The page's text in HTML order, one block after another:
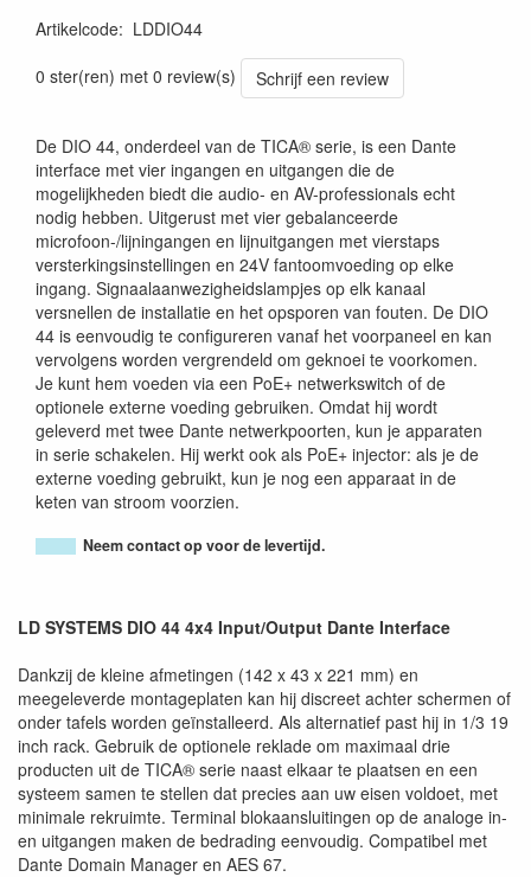
Artikelcode: LDDIO44
0 ster(ren) met 0 review(s)
Schrijf een review
De DIO 44, onderdeel van de TICA® serie, is een Dante
interface met vier ingangen en uitgangen die de
mogelijkheden biedt die audio- en AV-professionals echt
nodig hebben. Uitgerust met vier gebalanceerde
microfoon-/lijningangen en lijnuitgangen met vierstaps
versterkingsinstellingen en 24V fantoomvoeding op elke
ingang. Signaalaanwezigheidslampjes op elk kanaal
versnellen de installatie en het opsporen van fouten. De DIO
44 is eenvoudig te configureren vanaf het voorpaneel en kan
vervolgens worden vergrendeld om geknoei te voorkomen.
Je kunt hem voeden via een PoE+ netwerkswitch of de
optionele externe voeding gebruiken. Omdat hij wordt
geleverd met twee Dante netwerkpoorten, kun je apparaten
in serie schakelen. Hij werkt ook als PoE+ injector: als je de
externe voeding gebruikt, kun je nog een apparaat in de
keten van stroom voorzien.
Neem contact op voor de levertijd.
LD SYSTEMS DIO 44 4x4 Input/Output Dante Interface
Dankzij de kleine afmetingen (142 x 43 x 221 mm) en
meegeleverde montageplaten kan hij discreet achter schermen of
onder tafels worden geïnstalleerd. Als alternatief past hij in 1/3 19
inch rack. Gebruik de optionele reklade om maximaal drie
producten uit de TICA® serie naast elkaar te plaatsen en een
systeem samen te stellen dat precies aan uw eisen voldoet, met
minimale rekruimte. Terminal blokaansluitingen op de analoge in-
en uitgangen maken de bedrading eenvoudig. Compatibel met
Dante Domain Manager en AES 67.